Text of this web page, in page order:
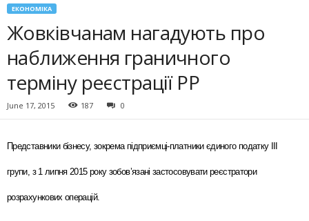
ЕКОНОМІКА
Жовківчанам нагадують про
наближення граничного
терміну реєстрації РР
June 17, 2015 187 0
Представники бізнесу, зокрема підприємці-платники єдиного податку ІІІ
групи, з 1 липня 2015 року зобов’язані застосовувати реєстратори
розрахункових операцій.